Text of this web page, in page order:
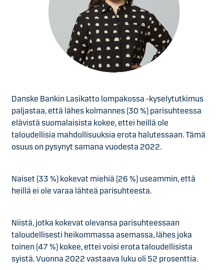
Danske Bankin Lasikatto lompakossa -kyselytutkimus
paljastaa, että lähes kolmannes (30 %) parisuhteessa
elävistä suomalaisista kokee, ettei heillä ole
taloudellisia mahdollisuuksia erota halutessaan. Tämä
osuus on pysynyt samana vuodesta 2022.
Naiset (33 %) kokevat miehiä (26 %) useammin, että
heillä ei ole varaa lähteä parisuhteesta.
Niistä, jotka kokevat olevansa parisuhteessaan
taloudellisesti heikommassa asemassa, lähes joka
toinen (47 %) kokee, ettei voisi erota taloudellisista
syistä. Vuonna 2022 vastaava luku oli 52 prosenttia.